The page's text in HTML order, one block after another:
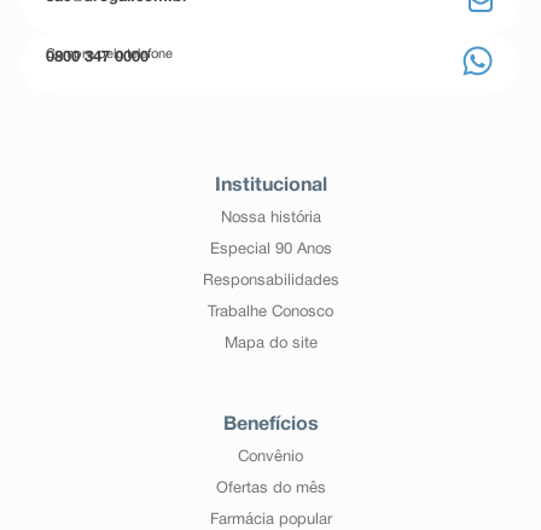
Compre pelo telefone
0800 347 0000
Institucional
Nossa história
Especial 90 Anos
Responsabilidades
Trabalhe Conosco
Mapa do site
Benefícios
Convênio
Ofertas do mês
Farmácia popular